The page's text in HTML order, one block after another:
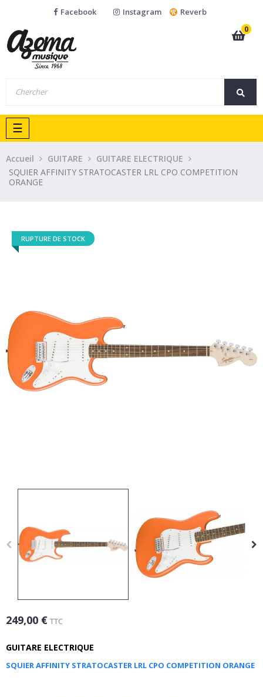
Facebook Instagram
Reverb
0
Basculer
la
navigation
☰
Accueil GUITARE
GUITARE ELECTRIQUE
SQUIER AFFINITY STRATOCASTER LRL CPO COMPETITION
ORANGE
RUPTURE DE STOCK
249,00 € TTC
GUITARE ELECTRIQUE
SQUIER AFFINITY STRATOCASTER LRL CPO COMPETITION ORANGE